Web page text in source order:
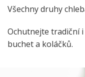
Všechny druhy
Ochutnejte tradiční
buchet a koláčků.